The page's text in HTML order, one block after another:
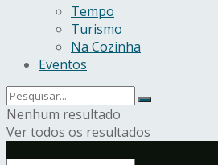
Tempo
Turismo
Na Cozinha
Eventos
Nenhum resultado
Ver todos os resultados